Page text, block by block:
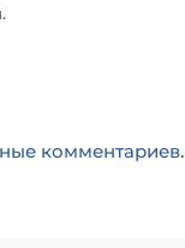
комментариев.